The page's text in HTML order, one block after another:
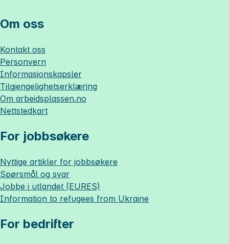
Om oss
Kontakt oss
Personvern
Informasjonskapsler
Tilgjengelighetserklæring
Om arbeidsplassen.no
Nettstedkart
For jobbsøkere
Nyttige artikler for jobbsøkere
Spørsmål og svar
Jobbe i utlandet (EURES)
Information to refugees from Ukraine
For bedrifter